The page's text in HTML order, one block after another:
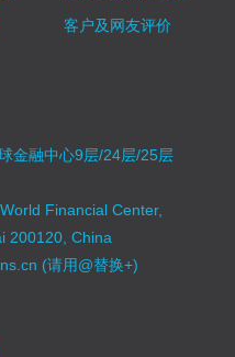
客户及网友评价
金融中心9层/24层/25层
Financial Center,
200120, China
(请用@替换+)